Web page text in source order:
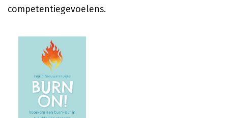
competentiegevoelens.